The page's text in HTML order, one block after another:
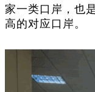
家一类口岸，也
高的对应口岸。